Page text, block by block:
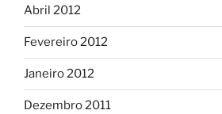
Abril 2012
Fevereiro 2012
Janeiro 2012
Dezembro 2011